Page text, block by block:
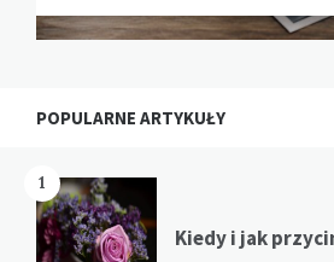
POPULARNE ARTYKUŁY
1
Kiedy i jak